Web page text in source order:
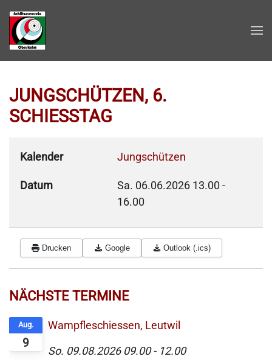
Zum Hauptinhalt springen
JUNGSCHÜTZEN, 6.
SCHIESSTAG
Kalender Jungschützen
Datum Sa. 06.06.2026 13.00 -
16.00
Drucken Google Outlook (.ics)
NÄCHSTE TERMINE
9
Aug.
Wampfleschiessen, Leutwil
So. 09.08.2026 09.00 - 12.00